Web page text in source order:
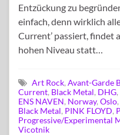
Entzückung zu
einfach, denn wirklich
Current’ passiert, findet
hohen Niveau statt…
Art Rock, Avant-Garde
Current, Black Metal, DHG,
ENS NAVEN, Norway, Oslo,
Black Metal, PINK FLOYD,
Progressive/Experimental
Vicotnik